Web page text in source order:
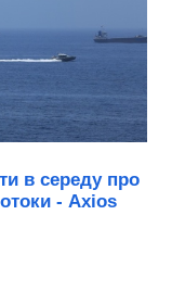
в середу про
- Axios